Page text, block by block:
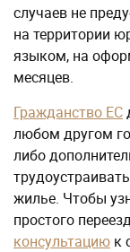
случаев не
на территории
языком, на
месяцев.
Гражданство ЕС
любом другом
либо
жилье. Чтобы
простого
консультацию к